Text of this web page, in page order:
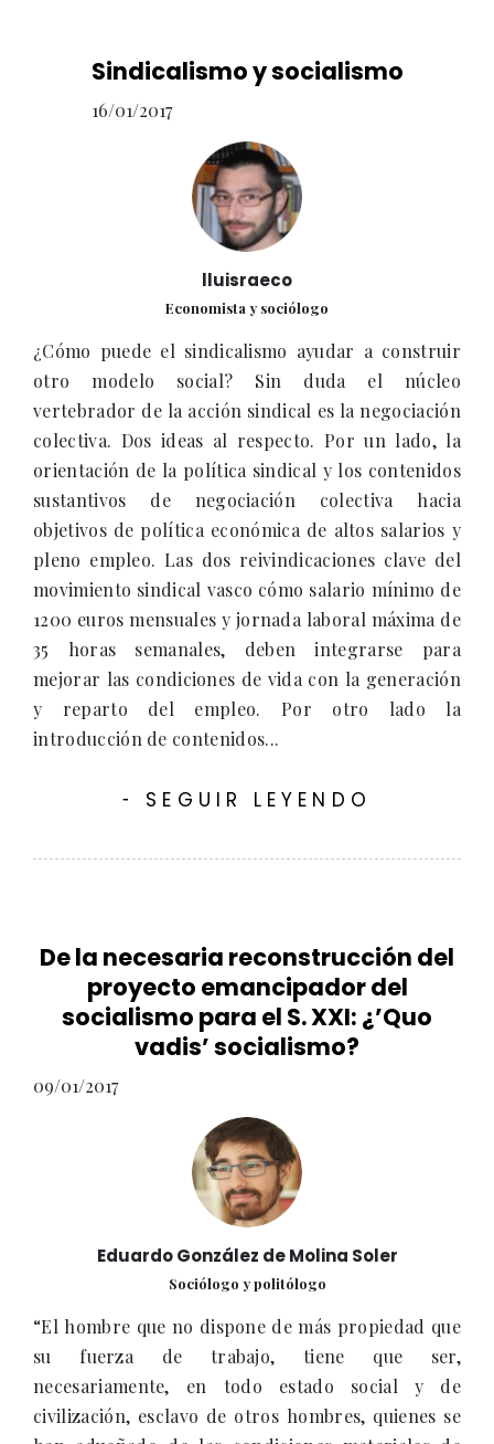
Sindicalismo y socialismo
16/01/2017
lluisraeco
Economista y sociólogo
¿Cómo puede el sindicalismo ayudar a construir
otro modelo social? Sin duda el núcleo
vertebrador de la acción sindical es la negociación
colectiva. Dos ideas al respecto. Por un lado, la
orientación de la política sindical y los contenidos
sustantivos de negociación colectiva hacia
objetivos de política económica de altos salarios y
pleno empleo. Las dos reivindicaciones clave del
movimiento sindical vasco cómo salario mínimo de
1200 euros mensuales y jornada laboral máxima de
35 horas semanales, deben integrarse para
mejorar las condiciones de vida con la generación
y reparto del empleo. Por otro lado la
introducción de contenidos...
- SEGUIR LEYENDO
De la necesaria reconstrucción del
proyecto emancipador del
socialismo para el S. XXI: ¿’Quo
vadis’ socialismo?
09/01/2017
Eduardo González de Molina Soler
Sociólogo y politólogo
“El hombre que no dispone de más propiedad que
su fuerza de trabajo, tiene que ser,
necesariamente, en todo estado social y de
civilización, esclavo de otros hombres, quienes se